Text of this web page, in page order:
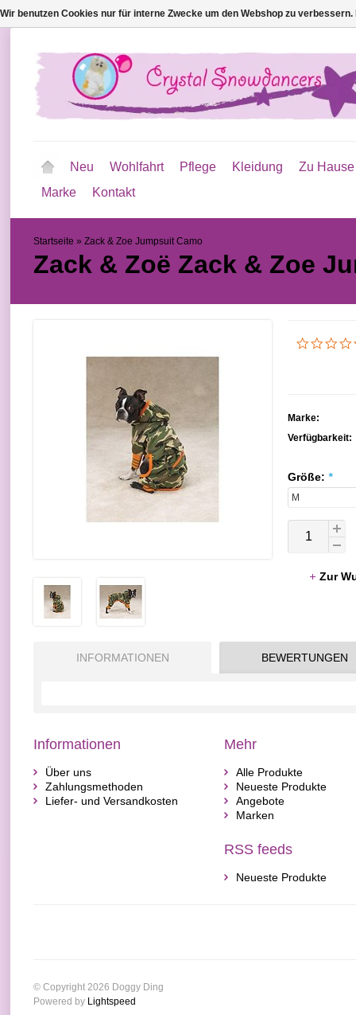
Neu Wohlfahrt Pflege Kleidung
Zu Hause
Marke
Kontakt
Startseite » Zack & Zoe Jumpsuit Camo
Zack & Zoë Zack & Zoe
Marke:
Verfügbarkeit:
Größe: *
Zur
INFORMATIONEN BEWERTUNGEN
Informationen
Über uns
Zahlungsmethoden
Liefer- und Versandkosten
Mehr
Alle Produkte
Neueste Produkte
Angebote
Marken
RSS feeds
Neueste Produkte
© Copyright 2026 Doggy Ding
Powered by Lightspeed
Wir benutzen Cookies nur für interne Zwecke um den Webshop zu